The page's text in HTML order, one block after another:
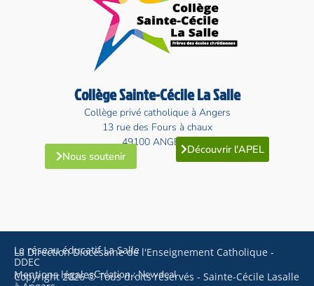
Collège Sainte-Cécile La Salle
Collège privé catholique à Angers
13 rue des Fours à chaux
49100 ANGERS
Nous soutenir Découvrir l'APEL
Le réseau éducatif La Salle
La Direction Diocésaine de l'Enseignement Catholique -
DDEC
Mentions légalesCréation : Newdeal
Copyright 2026 © Tous droits réservés - Sainte-Cécile Lasalle